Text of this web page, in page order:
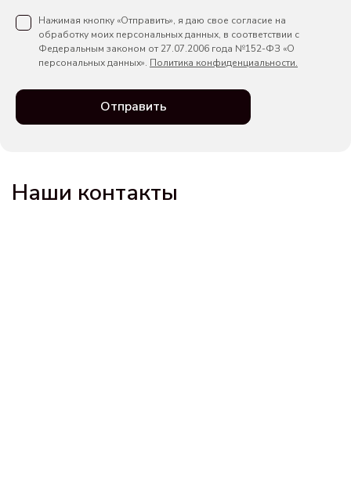
Нажимая кнопку «Отправить», я даю свое согласие на
обработку моих персональных данных, в соответствии с
Федеральным законом от 27.07.2006 года №152-ФЗ «О
персональных данных». Политика конфиденциальности.
Отправить
Наши контакты